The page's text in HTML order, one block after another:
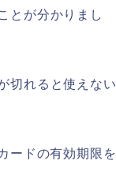
とが分かりまし
切れると使えない
ードの有効期限を